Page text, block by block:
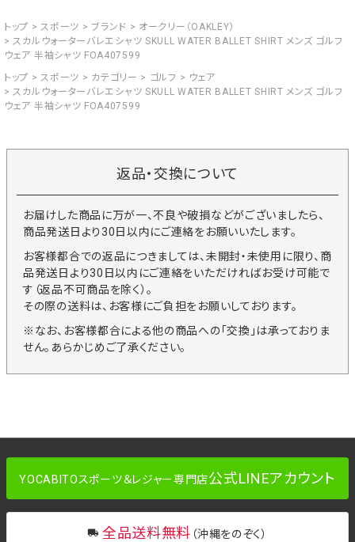
トップ スポーツ ブランド
オークリー（OAKLEY）
スカルウォーターバレエシャツ SKULL WATER BALLET SHIRT メンズ ゴルフ
ウェア 半袖シャツ FOA407599
トップ
スポーツ カテゴリー ゴルフ
ウェア
スカルウォーターバレエシャツ SKULL WATER BALLET SHIRT メンズ ゴルフ
ウェア 半袖シャツ FOA407599
返品・交換について
お届けした商品に万が一、不良や破損などがございましたら、
商品発送日より30日以内にご連絡をお願いいたします。
お客様都合での返品につきましては、未開封・未使用に限り、商
品発送日より30日以内にご連絡をいただければお受け可能で
す（返品不可商品を除く）。
その際の送料は、お客様にご負担をお願いしております。
※なお、お客様都合による他の商品への「交換」は承っておりま
せん。あらかじめご了承ください。
YOCABITOスポーツ＆レジャー専門店公式LINEアカウント
全品送料無料 （沖縄をのぞく）